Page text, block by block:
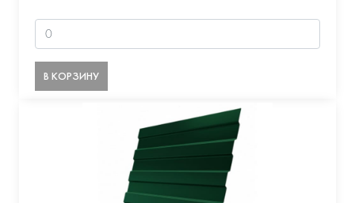
В КОРЗИНУ